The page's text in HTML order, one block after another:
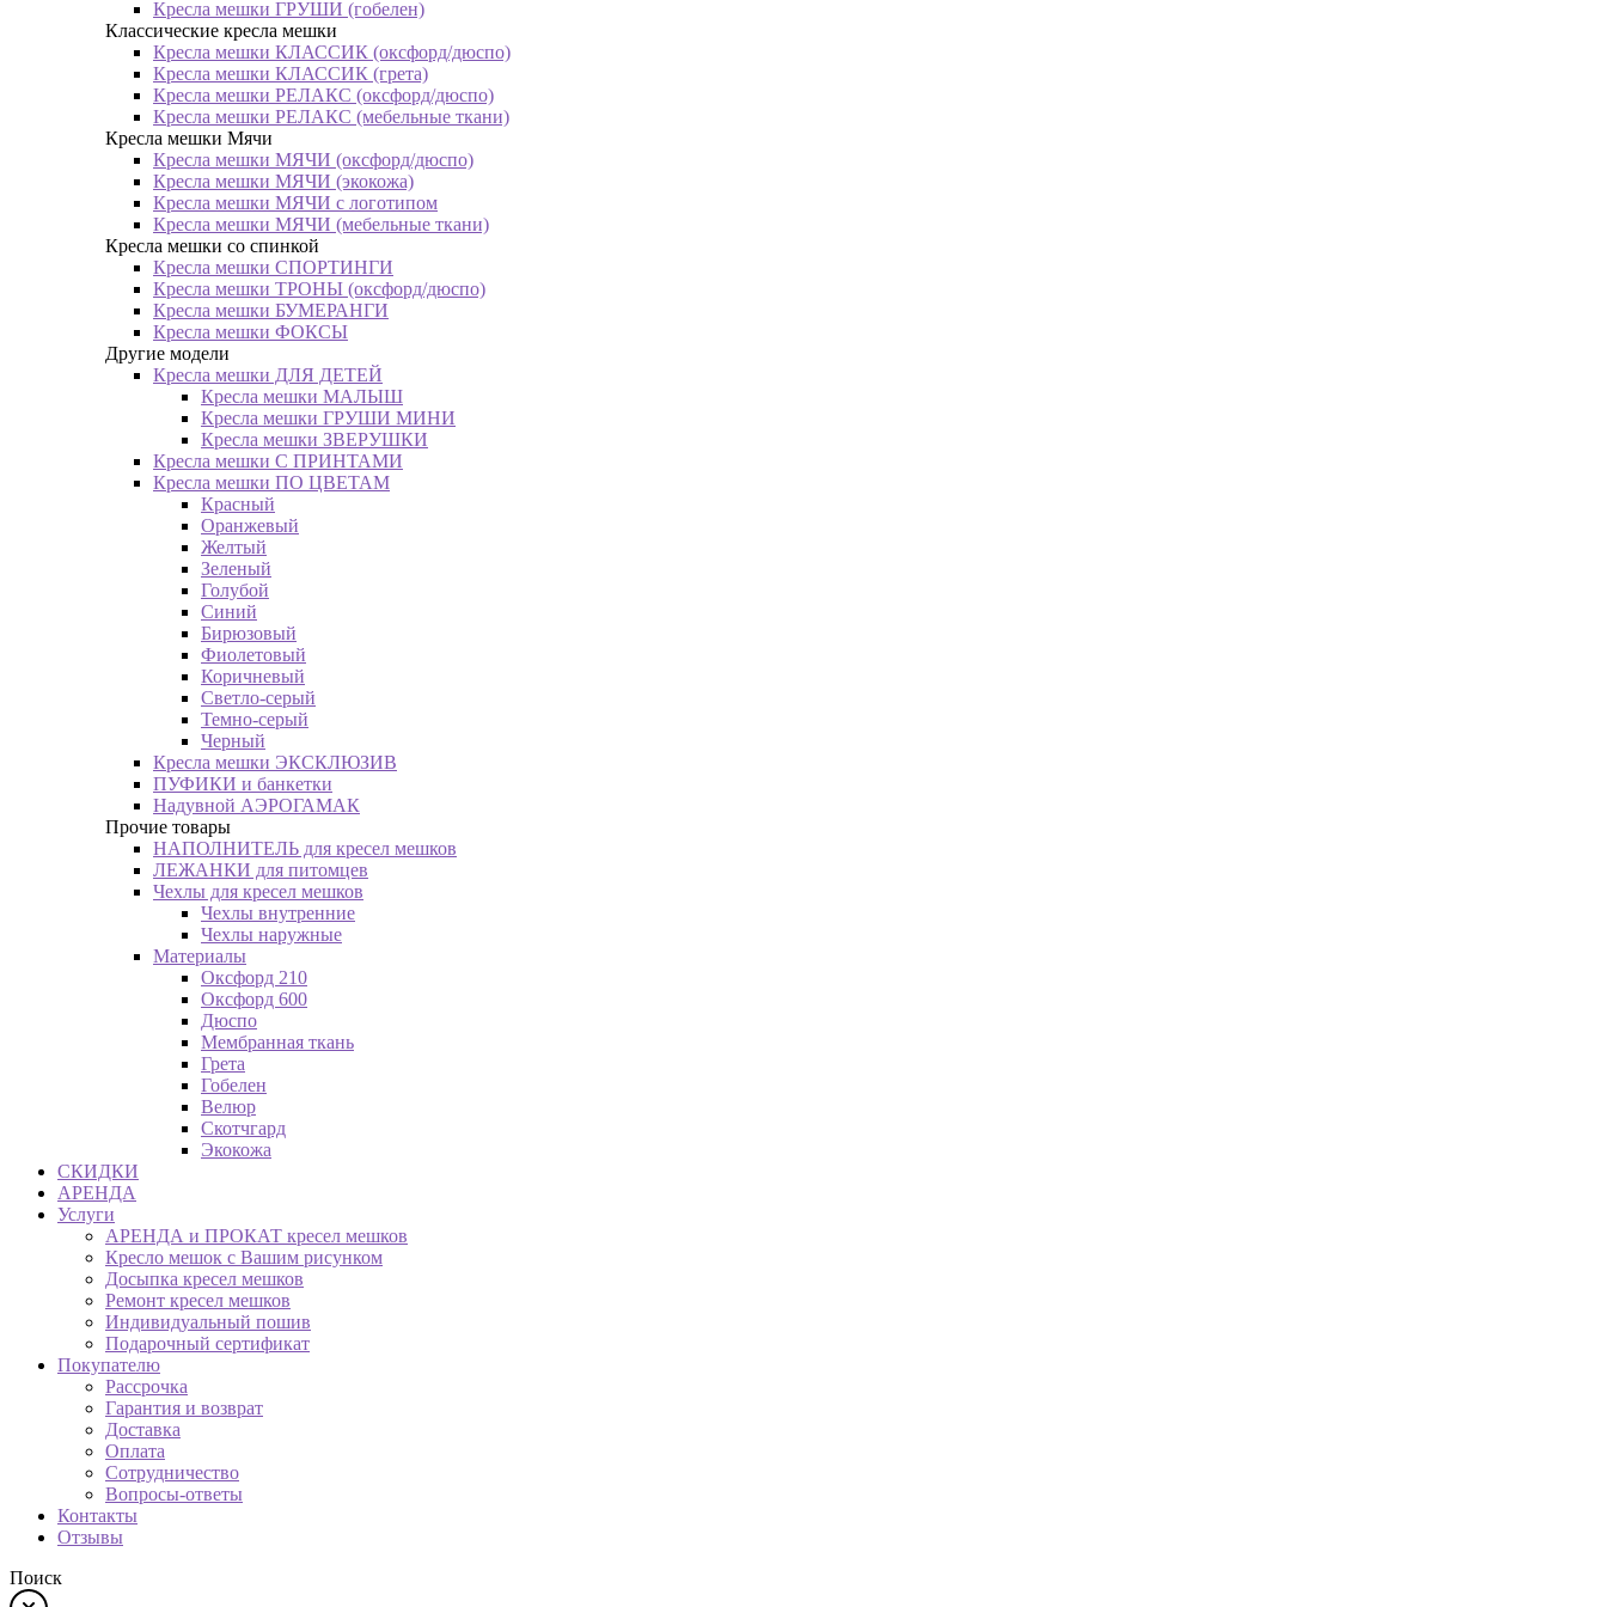
Кресла мешки ГРУШИ (гобелен)
Классические кресла мешки
Кресла мешки КЛАССИК (оксфорд/дюспо)
Кресла мешки КЛАССИК (грета)
Креслa мешки РЕЛАКС (оксфорд/дюспо)
Креслa мешки РЕЛАКС (мебельные ткани)
Кресла мешки Мячи
Кресла мешки МЯЧИ (оксфорд/дюспо)
Кресла мешки МЯЧИ (экокожа)
Кресла мешки МЯЧИ с логотипом
Кресла мешки МЯЧИ (мебельные ткани)
Кресла мешки со спинкой
Кресла мешки СПОРТИНГИ
Кресла мешки ТРОНЫ (оксфорд/дюспо)
Кресла мешки БУМЕРАНГИ
Кресла мешки ФОКСЫ
Другие модели
Кресла мешки ДЛЯ ДЕТЕЙ
Кресла мешки МАЛЫШ
Кресла мешки ГРУШИ МИНИ
Кресла мешки ЗВЕРУШКИ
Кресла мешки С ПРИНТАМИ
Кресла мешки ПО ЦВЕТАМ
Красный
Оранжевый
Желтый
Зеленый
Голубой
Синий
Бирюзовый
Фиолетовый
Коричневый
Светло-серый
Темно-серый
Черный
Кресла мешки ЭКСКЛЮЗИВ
ПУФИКИ и банкетки
Надувной АЭРОГАМАК
Прочие товары
НАПОЛНИТЕЛЬ для кресел мешков
ЛЕЖАНКИ для питомцев
Чехлы для кресел мешков
Чехлы внутренние
Чехлы наружные
Материалы
Оксфорд 210
Оксфорд 600
Дюспо
Мембранная ткань
Грета
Гобелен
Велюр
Скотчгард
Экокожа
СКИДКИ
АРЕНДА
Услуги
АРЕНДА и ПРОКАТ кресел мешков
Кресло мешок с Вашим рисунком
Досыпка кресел мешков
Ремонт кресел мешков
Индивидуальный пошив
Подарочный сертификат
Покупателю
Рассрочка
Гарантия и возврат
Доставка
Оплата
Сотрудничество
Вопросы-ответы
Контакты
Отзывы
Поиск